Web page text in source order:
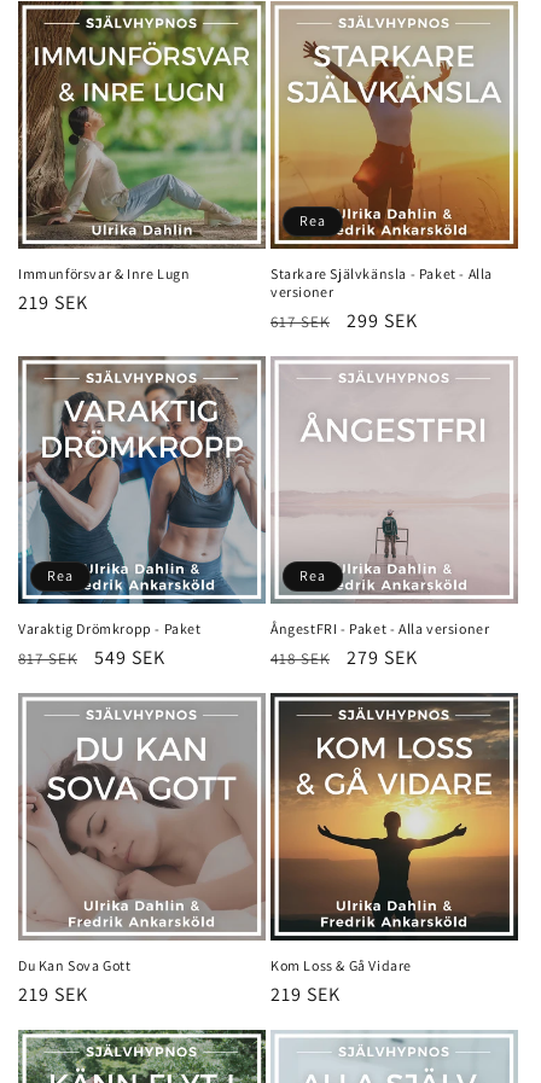
Immunförsvar & Inre Lugn
Ordinarie
219 SEK
Rea
Starkare Självkänsla - Paket - Alla
versioner
Ordinarie
pris
617 SEK Försäljningspris
299 SEK
Rea
Varaktig Drömkropp - Paket
Ordinarie
pris
817 SEK Försäljningspris
549 SEK
Rea
ÅngestFRI - Paket - Alla versioner
Ordinarie
pris
418 SEK Försäljningspris
279 SEK
Du Kan Sova Gott
Ordinarie
pris
219 SEK
Kom Loss & Gå Vidare
Ordinarie
pris
219 SEK